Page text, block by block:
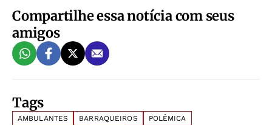
Compartilhe essa notícia com seus
amigos
Tags
AMBULANTES BARRAQUEIROS
POLÊMICA